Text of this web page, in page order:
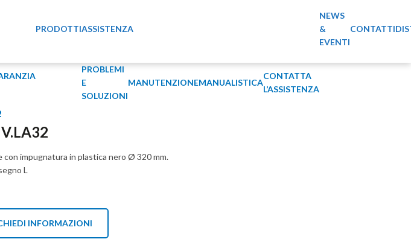
PRODOTTIASSISTENZA
PROBLEMI
E
SOLUZIONI
MANUTENZIONEMANUALISTICA
CONTATTA
L’ASSISTENZA
NEWS
&
EVENTI
CONTATTI
con impugnatura in plastica nero Ø 320 mm.
L
INFORMAZIONI